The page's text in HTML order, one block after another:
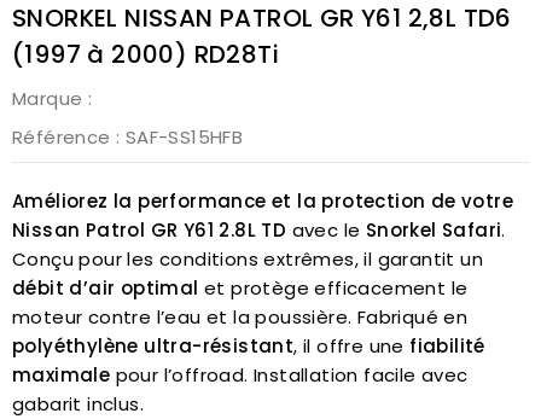
SNORKEL NISSAN PATROL GR Y61 2,8L TD6
(1997 à 2000) RD28Ti
Marque :
Référence : SAF-SS15HFB
Améliorez la performance et la protection de votre
Nissan Patrol GR Y61 2.8L TD avec le Snorkel Safari.
Conçu pour les conditions extrêmes, il garantit un
débit d’air optimal et protège efficacement le
moteur contre l’eau et la poussière. Fabriqué en
polyéthylène ultra-résistant, il offre une fiabilité
maximale pour l’offroad. Installation facile avec
gabarit inclus.